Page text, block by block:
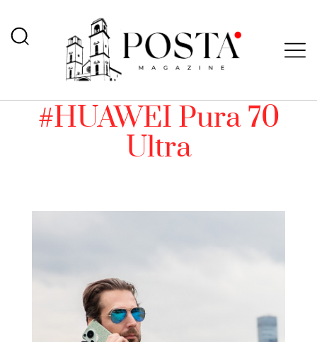
#HUAWEI Pura 70
Ultra